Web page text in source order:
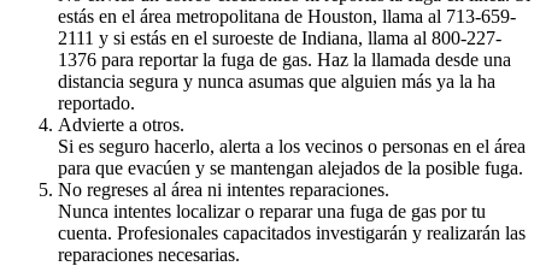
estás en el área metropolitana de Houston, llama al 713-659-
2111 y si estás en el suroeste de Indiana, llama al 800-227-
1376 para reportar la fuga de gas. Haz la llamada desde una
distancia segura y nunca asumas que alguien más ya la ha
reportado.
Advierte a otros.
Si es seguro hacerlo, alerta a los vecinos o personas en el área
para que evacúen y se mantengan alejados de la posible fuga.
No regreses al área ni intentes reparaciones.
Nunca intentes localizar o reparar una fuga de gas por tu
cuenta. Profesionales capacitados investigarán y realizarán las
reparaciones necesarias.